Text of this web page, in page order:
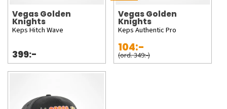
Vegas Golden
Knights
Keps Hitch Wave
399:-
Vegas Golden
Knights
Keps Authentic Pro
104:-
(ord. 349:-)